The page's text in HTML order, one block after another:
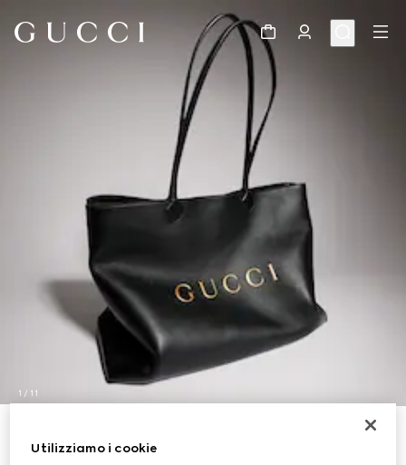
1 / 11
Borsa shopping Gucci NY misura grande
Utilizziamo i cookie